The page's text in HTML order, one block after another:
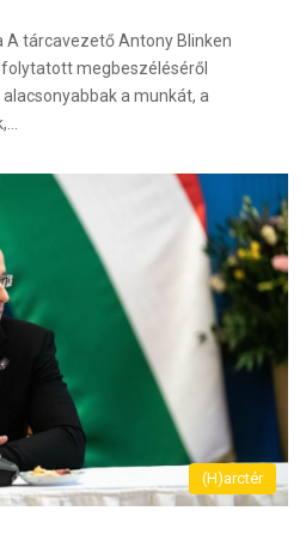
tárcavezető Antony Blinken
megbeszéléséről
a munkát, a
(H)arctér